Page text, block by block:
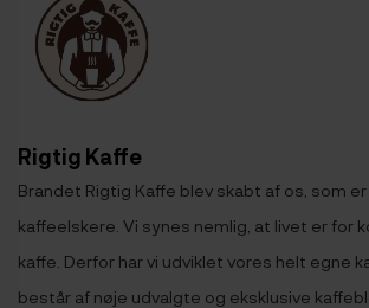
Rigtig Kaffe
Brandet Rigtig Kaffe blev skabt af os, som
kaffeelskere. Vi synes nemlig, at livet er for
kaffe. Derfor har vi udviklet vores helt egne
består af nøje udvalgte og eksklusive